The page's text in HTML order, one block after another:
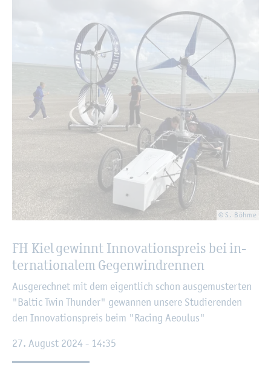
© S. Böhme
FH Kiel ge­winnt In­no­va­ti­ons­preis bei in­
ter­na­tio­na­lem Ge­gen­wind­ren­nen
Aus­ge­rech­net mit dem ei­gent­lich schon aus­ge­mus­ter­ten
"Bal­tic Twin Thun­der" ge­wan­nen un­se­re Stu­die­ren­den
den In­no­va­ti­ons­preis beim "Ra­cing Aeo­u­lus"
27. Au­gust 2024 - 14:35